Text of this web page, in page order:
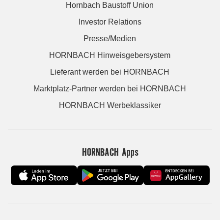
Hornbach Baustoff Union
Investor Relations
Presse/Medien
HORNBACH Hinweisgebersystem
Lieferant werden bei HORNBACH
Marktplatz-Partner werden bei HORNBACH
HORNBACH Werbeklassiker
HORNBACH Apps